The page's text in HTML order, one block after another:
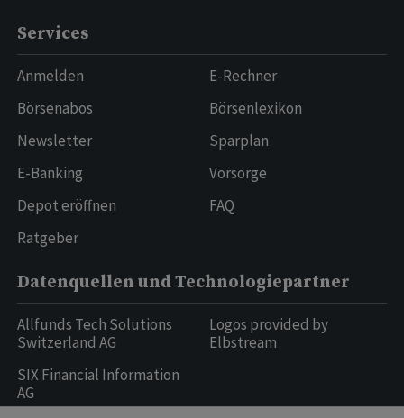
Services
Anmelden
Börsenabos
Newsletter
E-Banking
Depot eröffnen
Ratgeber
E-Rechner
Börsenlexikon
Sparplan
Vorsorge
FAQ
Datenquellen und Technologiepartner
Allfunds Tech Solutions
Switzerland AG
SIX Financial Information
AG
Logos provided by
Elbstream